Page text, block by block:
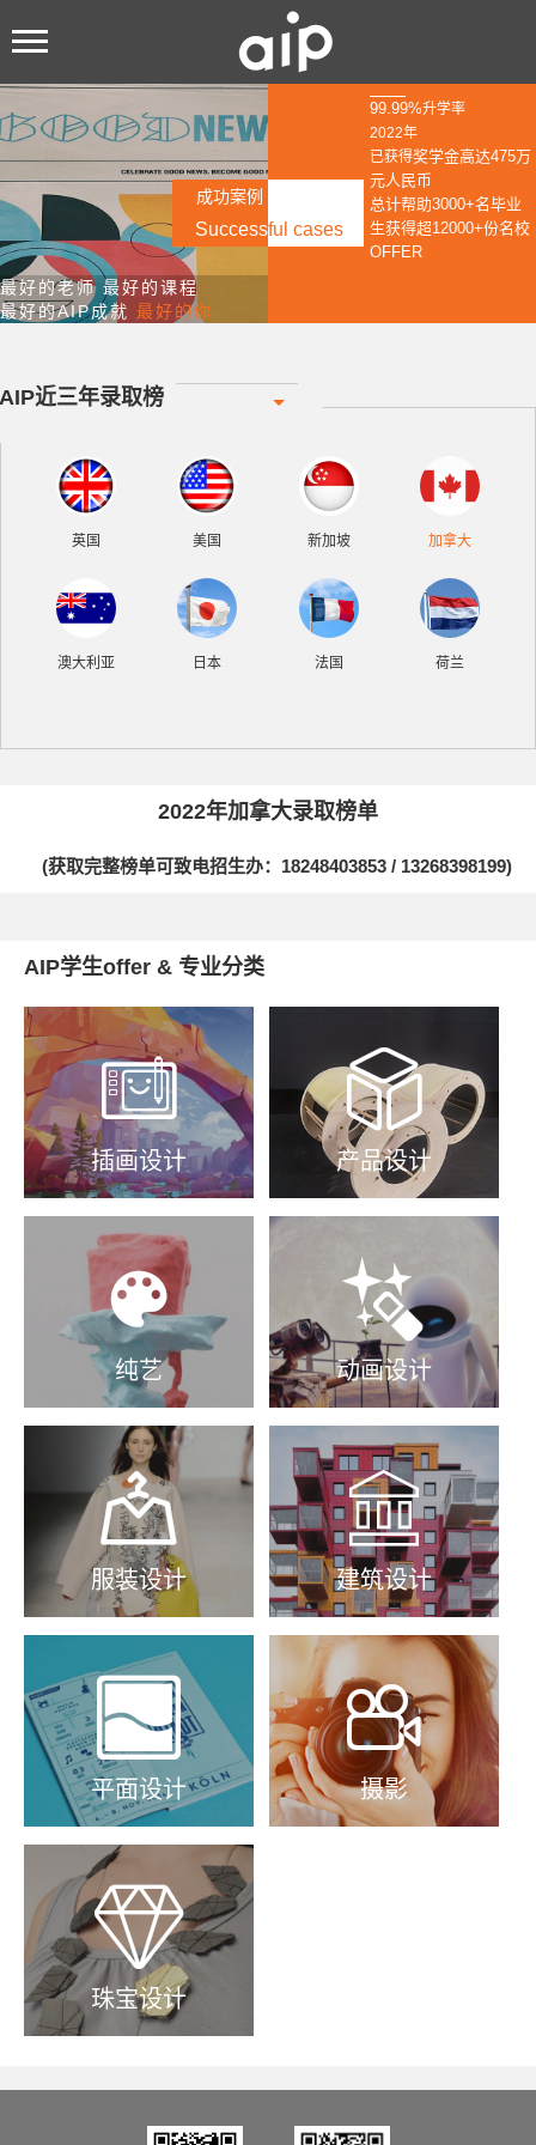
最好的老师 最好的课程
最好的AIP成就 最好的你
99.99%升学率
2022年
已获得奖学金高达475万
元人民币
总计帮助3000+名毕业
生获得超12000+份名校
OFFER
AIP近三年录取榜
英国 美国 新加坡 加拿大
澳大利亚 日本 法国 荷兰
2022年加拿大录取榜单
(获取完整榜单可致电招生办： 18248403853 / 13268398199)
AIP学生offer & 专业分类

插画设计

产品设计

纯艺

动画设计

服装设计

建筑设计

平面设计

摄影

珠宝设计